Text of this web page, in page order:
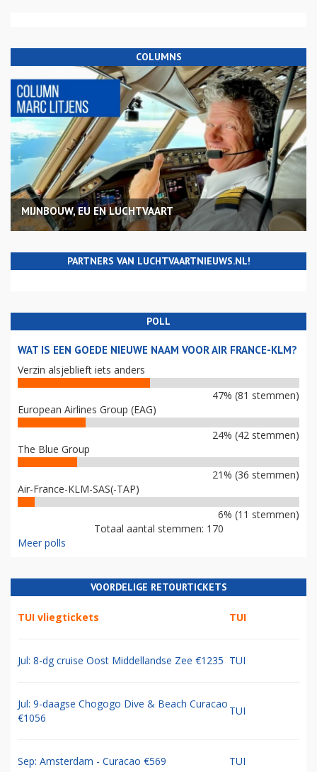
COLUMNS
MIJNBOUW, EU EN LUCHTVAART
PARTNERS VAN LUCHTVAARTNIEUWS.NL!
POLL
WAT IS EEN GOEDE NIEUWE NAAM VOOR AIR FRANCE-KLM?
Verzin alsjeblieft iets anders
47% (81 stemmen)
European Airlines Group (EAG)
24% (42 stemmen)
The Blue Group
21% (36 stemmen)
Air-France-KLM-SAS(-TAP)
6% (11 stemmen)
Totaal aantal stemmen: 170
Meer polls
VOORDELIGE RETOURTICKETS
TUI vliegtickets TUI
Jul: 8-dg cruise Oost Middellandse Zee €1235 TUI
Jul: 9-daagse Chogogo Dive & Beach Curacao
€1056
TUI
Sep: Amsterdam - Curacao €569 TUI